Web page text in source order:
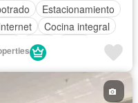
Estacionamiento
Cocina integral
Agua
Parrilla
Sauna